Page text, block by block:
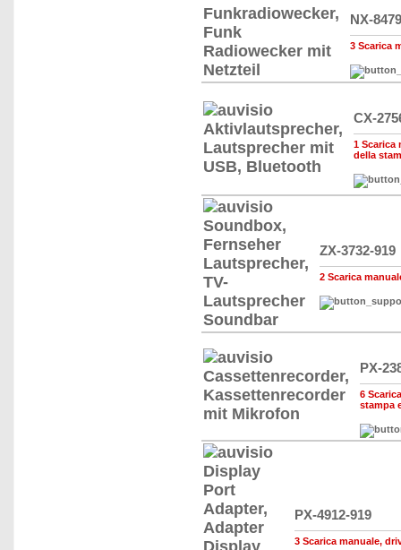
NX-
3 Scarica
CX-
1 Scarica
della
ZX-3732-919
2 Scarica
PX-
6
stampa
PX-4912-919
3 Scarica manuale,